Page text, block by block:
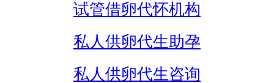
试管借卵代怀机构
私人供卵代生助孕
私人供卵代生咨询